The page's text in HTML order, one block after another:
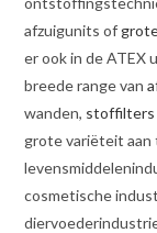
afzuigunits of
er ook in de ATEX
breede range van
wanden, stoffilters
grote variëteit aan
cosmetische